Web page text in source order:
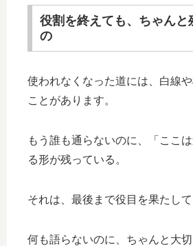
役割を終えても、ちゃんと
の
使われなくなった道には、白線
ことがあります。
もう誰も通らないのに、「ここ
る形が残っている。
それは、最後まで役目を果たして
何も語らないのに、ちゃんと大